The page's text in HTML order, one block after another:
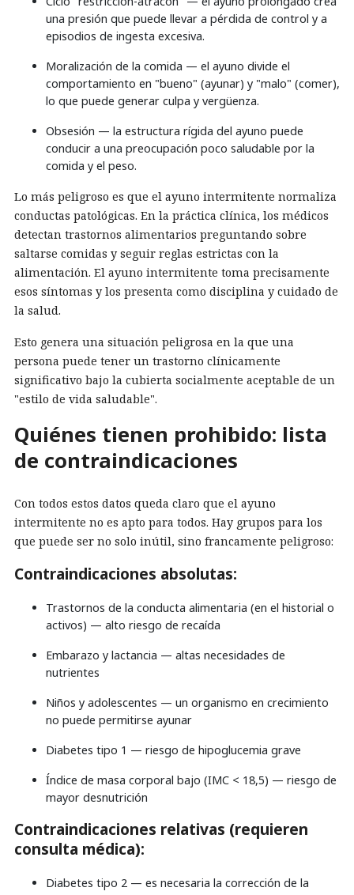
una presión que puede llevar a pérdida de control y a
episodios de ingesta excesiva.
Moralización de la comida — el ayuno divide el
comportamiento en "bueno" (ayunar) y "malo" (comer),
lo que puede generar culpa y vergüenza.
Obsesión — la estructura rígida del ayuno puede
conducir a una preocupación poco saludable por la
comida y el peso.
Lo más peligroso es que el ayuno intermitente normaliza
conductas patológicas. En la práctica clínica, los médicos
detectan trastornos alimentarios preguntando sobre
saltarse comidas y seguir reglas estrictas con la
alimentación. El ayuno intermitente toma precisamente
esos síntomas y los presenta como disciplina y cuidado de
la salud.
Esto genera una situación peligrosa en la que una
persona puede tener un trastorno clínicamente
significativo bajo la cubierta socialmente aceptable de un
"estilo de vida saludable".
Quiénes tienen prohibido: lista
de contraindicaciones
Con todos estos datos queda claro que el ayuno
intermitente no es apto para todos. Hay grupos para los
que puede ser no solo inútil, sino francamente peligroso:
Contraindicaciones absolutas:
Trastornos de la conducta alimentaria (en el historial o
activos) — alto riesgo de recaída
Embarazo y lactancia — altas necesidades de
nutrientes
Niños y adolescentes — un organismo en crecimiento
no puede permitirse ayunar
Diabetes tipo 1 — riesgo de hipoglucemia grave
Índice de masa corporal bajo (IMC < 18,5) — riesgo de
mayor desnutrición
Contraindicaciones relativas (requieren
consulta médica):
Diabetes tipo 2 — es necesaria la corrección de la